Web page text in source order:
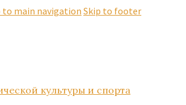
to main navigation Skip to footer
культуры и спорта